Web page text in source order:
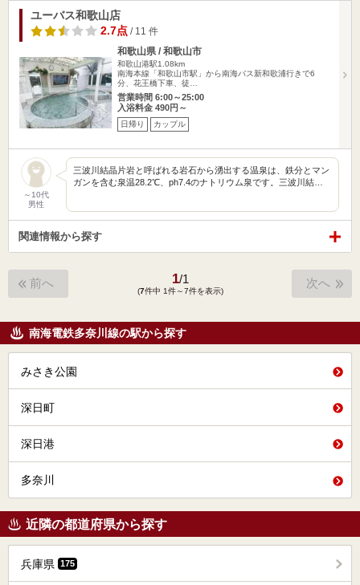
ユーバス和歌山店
2.7点 / 11 件
和歌山県 / 和歌山市
和歌山港駅1.08km
南海本線「和歌山市駅」から南海バス新和歌浦行きで6
分、花王橋下車、徒…
営業時間 6:00～25:00
入浴料金 490円～
日帰り カップル
～10代
男性
三波川結晶片岩と呼ばれる岩石から湧出する温泉は、鉄分とマン
ガンを含む泉温28.2℃、ph7.4のナトリウム泉です。三波川結…
関連情報から探す
前へ 1/1
(7件中 1件～7件を表示)
次へ
南海電鉄多奈川線の駅から探す
みさき公園
深日町
深日港
多奈川
近隣の都道府県から探す
兵庫県 175